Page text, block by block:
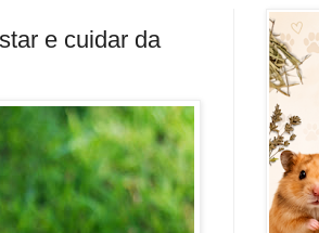
e cuidar da